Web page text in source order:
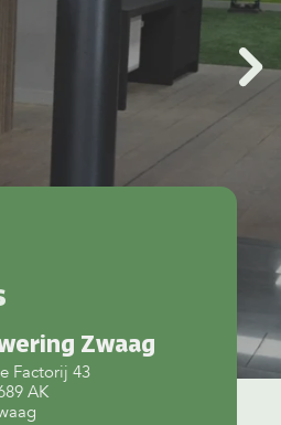
Zwaag
Factorij 43
AK